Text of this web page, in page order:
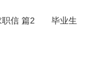
信 篇2毕业生